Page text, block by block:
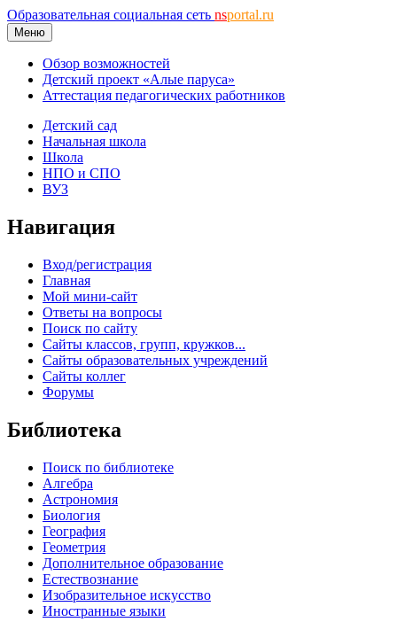
Образовательная социальная сеть nsportal.ru
Меню
Обзор возможностей
Детский проект «Алые паруса»
Аттестация педагогических работников
Детский сад
Начальная школа
Школа
НПО и СПО
ВУЗ
Навигация
Вход/регистрация
Главная
Мой мини-сайт
Ответы на вопросы
Поиск по сайту
Сайты классов, групп, кружков...
Сайты образовательных учреждений
Сайты коллег
Форумы
Библиотека
Поиск по библиотеке
Алгебра
Астрономия
Биология
География
Геометрия
Дополнительное образование
Естествознание
Изобразительное искусство
Иностранные языки